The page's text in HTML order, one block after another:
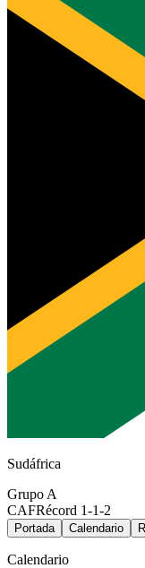
Sudáfrica
Grupo A
CAFRécord 1-1-2
Portada Calendario
Calendario